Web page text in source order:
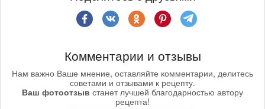
Комментарии и отзывы
Нам важно Ваше мнение, оставляйте комментарии, делитесь
советами и отзывами к рецепту.
Ваш фотоотзыв станет лучшей благодарностью автору
рецепта!